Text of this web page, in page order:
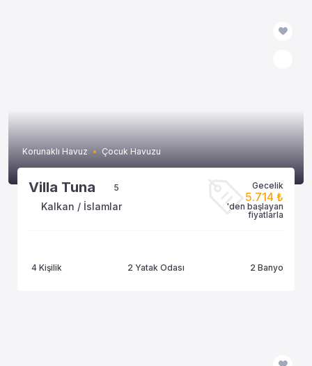
Korunaklı Havuz Çocuk Havuzu
Villa Tuna 5
Kalkan / İslamlar
Gecelik
5.714 ₺
'den başlayan
fiyatlarla
4 Kişilik 2 Yatak Odası 2 Banyo